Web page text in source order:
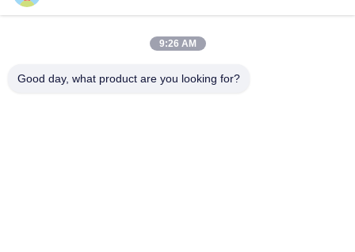
छूट और अधिक के लिए हमारे न्यूज़लेटर की सदस्यता लें।
9:26 AM
Good day, what product are you looking for?